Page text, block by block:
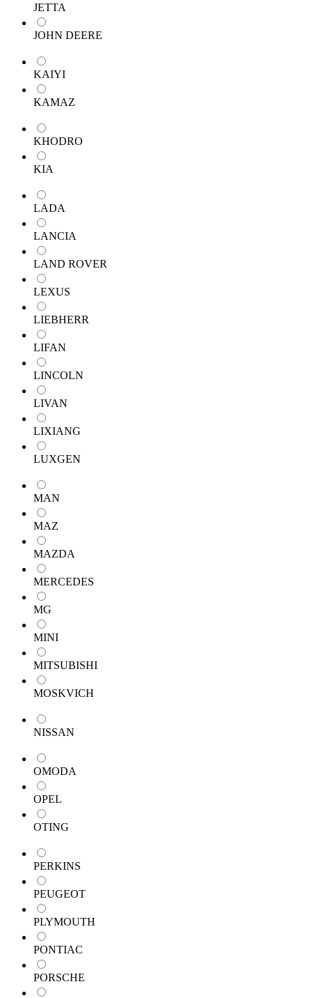
JETTA
JOHN DEERE
KAIYI
KAMAZ
KHODRO
KIA
LADA
LANCIA
LAND ROVER
LEXUS
LIEBHERR
LIFAN
LINCOLN
LIVAN
LIXIANG
LUXGEN
MAN
MAZ
MAZDA
MERCEDES
MG
MINI
MITSUBISHI
MOSKVICH
NISSAN
OMODA
OPEL
OTING
PERKINS
PEUGEOT
PLYMOUTH
PONTIAC
PORSCHE